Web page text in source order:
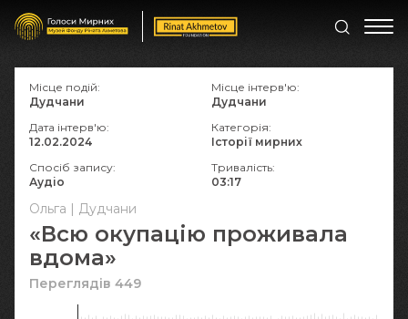
Ольга | Дудчани
«Всю окупацію проживала
вдома»
Переглядів 449
Місце подій:
Дудчани
Місце інтерв'ю:
Дудчани
Дата інтерв'ю:
12.02.2024
Категорія:
Історії мирних
Спосіб запису:
Аудіо
Тривалість:
03:17